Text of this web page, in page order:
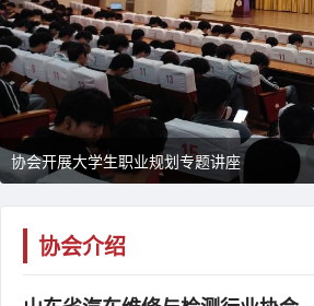
协会开展大学生职业规划专题讲座
协会介绍